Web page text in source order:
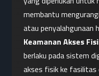
membantu
atau penyalahgunaan
Keamanan Akses
berlaku pada sistem
akses fisik ke fasilitas